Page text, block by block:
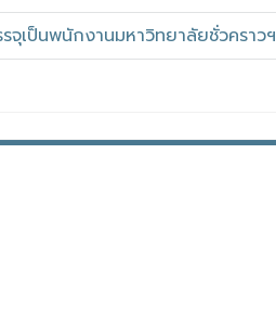
จุเป็นพนักงานมหาวิทยาลัยชั่วคราวฯ